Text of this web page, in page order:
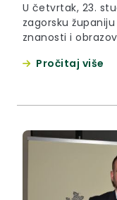
U četvrtak, 23.
zagorsku
znanosti i
Pročitaj više